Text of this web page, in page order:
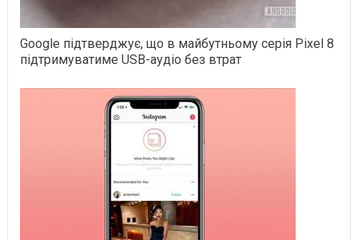
Google підтверджує, що в майбутньому серія Pixel 8
підтримуватиме USB-аудіо без втрат